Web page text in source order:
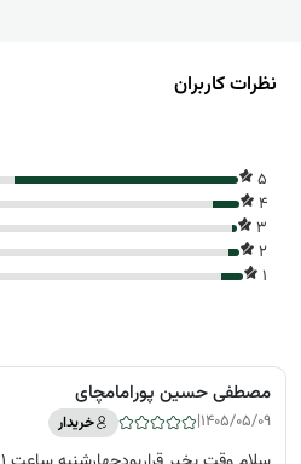
نظرات کاربران
5
4
3
2
1
مصطفی حسین پورامامچای
1405/05/09
| خریدار